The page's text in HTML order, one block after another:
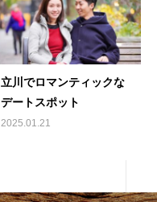
立川でロマンティックな
デートスポット
2025.01.21